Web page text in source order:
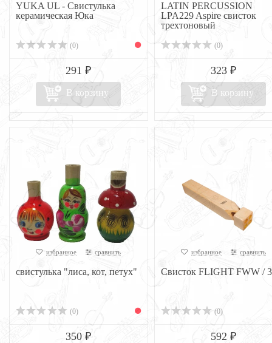
YUKA UL - Свистулька
керамическая Юка
(0)
291 ₽
В корзину
LATIN PERCUSSION
LPA229 Aspire свисток
трехтоновый
(0)
323 ₽
В корзину
избранное сравнить
свистулька "лиса, кот, петух"
(0)
350 ₽
избранное сравнить
Свисток FLIGHT FWW / 3
(0)
592 ₽